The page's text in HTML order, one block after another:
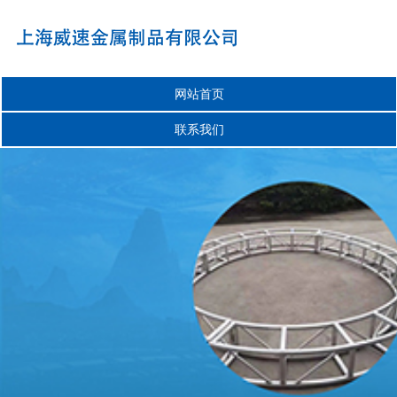
网站首页
联系我们